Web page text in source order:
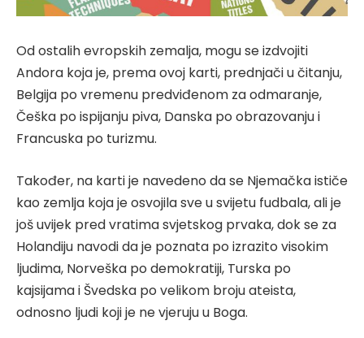
Od ostalih evropskih zemalja, mogu se izdvojiti
Andora koja je, prema ovoj karti, prednjači u čitanju,
Belgija po vremenu predviđenom za odmaranje,
Češka po ispijanju piva, Danska po obrazovanju i
Francuska po turizmu.
Također, na karti je navedeno da se Njemačka ističe
kao zemlja koja je osvojila sve u svijetu fudbala, ali je
još uvijek pred vratima svjetskog prvaka, dok se za
Holandiju navodi da je poznata po izrazito visokim
ljudima, Norveška po demokratiji, Turska po
kajsijama i Švedska po velikom broju ateista,
odnosno ljudi koji je ne vjeruju u Boga.